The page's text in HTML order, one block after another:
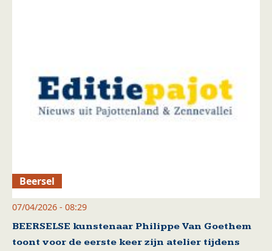
Beersel
07/04/2026 - 08:29
BEERSELSE kunstenaar Philippe Van Goethem
toont voor de eerste keer zijn atelier tijdens